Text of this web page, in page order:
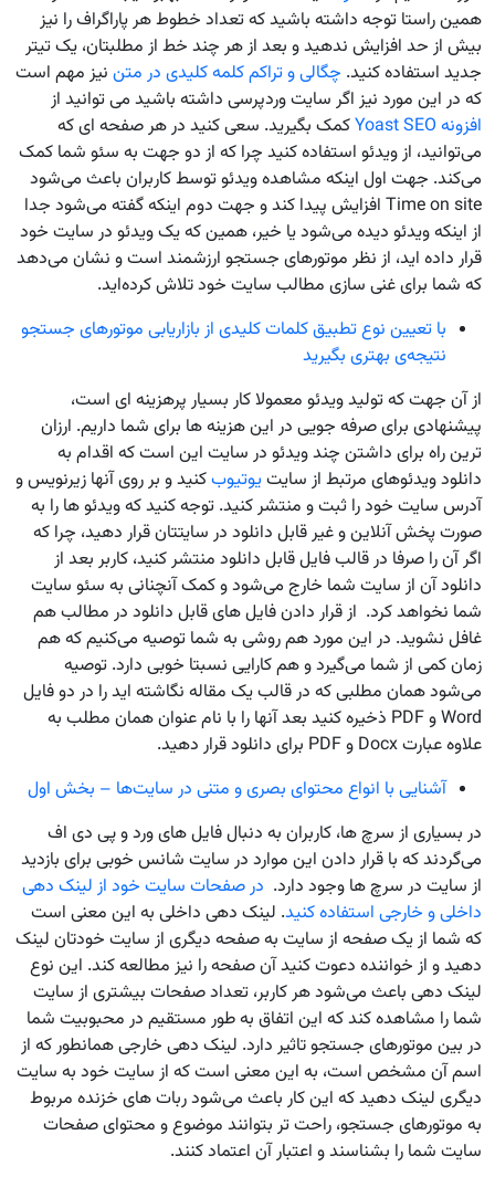
همین راستا توجه داشته باشید که تعداد خطوط هر پاراگراف را نیز
بیش از حد افزایش ندهید و بعد از هر چند خط از مطلبتان، یک تیتر
جدید استفاده کنید. چگالی و تراکم کلمه کلیدی در متن نیز مهم است
که در این مورد نیز اگر سایت وردپرسی داشته باشید می توانید از
افزونه Yoast SEO
کمک بگیرید. سعی کنید در هر صفحه ای که
می‌توانید، از ویدئو استفاده کنید چرا که از دو جهت به سئو شما کمک
می‌کند. جهت اول اینکه مشاهده ویدئو توسط کاربران باعث می‌شود
Time on site افزایش پیدا کند و جهت دوم اینکه گفته می‌شود جدا
از اینکه ویدئو دیده می‌شود یا خیر، همین که یک ویدئو در سایت خود
قرار داده اید، از نظر موتورهای جستجو ارزشمند است و نشان می‌دهد
که شما برای غنی سازی مطالب سایت خود تلاش کرده‌اید.
با تعیین نوع تطبیق کلمات کلیدی از بازاریابی موتور‌های جستجو
نتیجه‌ی بهتری بگیرید
از آن جهت که تولید ویدئو معمولا کار بسیار پرهزینه ای است،
پیشنهادی برای صرفه جویی در این هزینه ها برای شما داریم. ارزان
ترین راه برای داشتن چند ویدئو در سایت این است که اقدام به
دانلود ویدئوهای مرتبط از سایت یوتیوبکنید و بر روی آنها زیرنویس و
آدرس سایت خود را ثبت و منتشر کنید. توجه کنید که ویدئو ها را به
صورت پخش آنلاین و غیر قابل دانلود در سایتتان قرار دهید، چرا که
اگر آن را صرفا در قالب فایل قابل دانلود منتشر کنید، کاربر بعد از
دانلود آن از سایت شما خارج می‌شود و کمک آنچنانی به سئو سایت
شما نخواهد کرد. از قرار دادن فایل های قابل دانلود در مطالب هم
غافل نشوید. در این مورد هم روشی به شما توصیه می‌کنیم که هم
زمان کمی از شما می‌گیرد و هم کارایی نسبتا خوبی دارد. توصیه
می‌شود همان مطلبی که در قالب یک مقاله نگاشته اید را در دو فایل
Word و PDF ذخیره کنید بعد آنها را با نام عنوان همان مطلب به
علاوه عبارت Docx و PDF برای دانلود قرار دهید.
آشنایی با انواع محتوای بصری و متنی در سایت‌ها – بخش اول
در بسیاری از سرچ ها، کاربران به دنبال فایل های ورد و پی دی اف
می‌گردند که با قرار دادن این موارد در سایت شانس خوبی برای بازدید
از سایت در سرچ ها وجود دارد. در صفحات سایت خود از لینک دهی
داخلی و خارجی استفاده کنید. لینک دهی داخلی به این معنی است
که شما از یک صفحه از سایت به صفحه دیگری از سایت خودتان لینک
دهید و از خواننده دعوت کنید آن صفحه را نیز مطالعه کند. این نوع
لینک دهی باعث می‌شود هر کاربر، تعداد صفحات بیشتری از سایت
شما را مشاهده کند که این اتفاق به طور مستقیم در محبوبیت شما
در بین موتورهای جستجو تاثیر دارد. لینک دهی خارجی همانطور که از
اسم آن مشخص است، به این معنی است که از سایت خود به سایت
دیگری لینک دهید که این کار باعث می‌شود ربات های خزنده مربوط
به موتورهای جستجو، راحت تر بتوانند موضوع و محتوای صفحات
سایت شما را بشناسند و اعتبار آن اعتماد کنند.